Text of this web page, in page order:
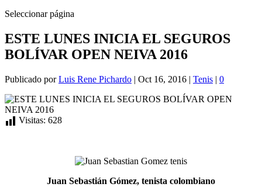
Seleccionar página
ESTE LUNES INICIA EL SEGUROS
BOLÍVAR OPEN NEIVA 2016
Publicado porLuis Rene Pichardo | Oct 16, 2016 | Tenis | 0
Visitas: 628
Juan Sebastián Gómez, tenista colombiano